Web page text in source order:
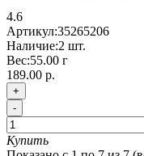
4.6
Артикул:35265206
Наличие:2 шт.
Вес:55.00 г
189.00 р.
+
-
Купить